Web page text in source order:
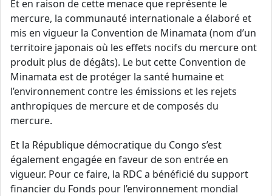
Et en raison de cette menace que représente le
mercure, la communauté internationale a élaboré et
mis en vigueur la Convention de Minamata (nom d’un
territoire japonais où les effets nocifs du mercure ont
produit plus de dégâts). Le but cette Convention de
Minamata est de protéger la santé humaine et
l’environnement contre les émissions et les rejets
anthropiques de mercure et de composés du
mercure.
Et la République démocratique du Congo s’est
également engagée en faveur de son entrée en
vigueur. Pour ce faire, la RDC a bénéficié du support
financier du Fonds pour l’environnement mondial